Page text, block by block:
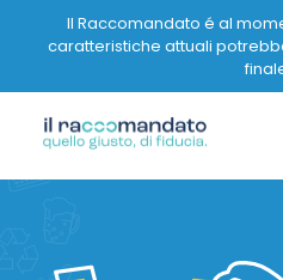
Il Raccomandato é al
caratteristiche attuali